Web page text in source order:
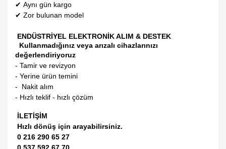
✔ Aynı gün kargo
✔ Zor bulunan model
ENDÜSTRİYEL ELEKTRONİK ALIM & DESTEK
Kullanmadığınız veya arızalı cihazlarınızı
değerlendiriyoruz
- Tamir ve revizyon
- Yerine ürün temini
- Nakit alım
- Hızlı teklif - hızlı çözüm
İLETİŞİM
Hızlı dönüş için arayabilirsiniz.
0 216 290 65 27